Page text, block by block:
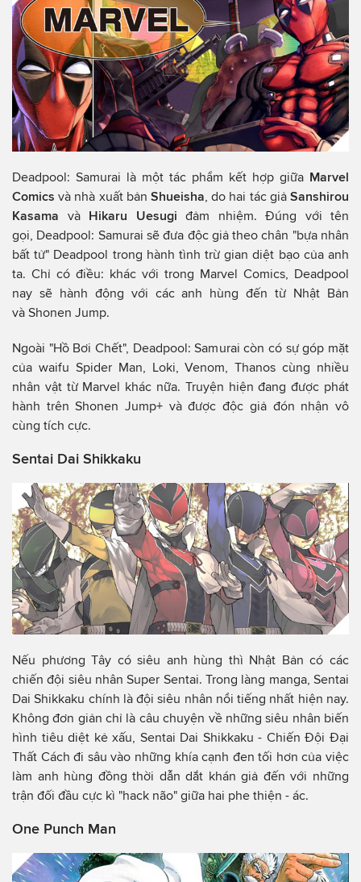
Deadpool: Samurai là một tác phẩm kết hợp giữa Marvel
Comics và nhà xuất bản Shueisha , do hai tác giả Sanshirou
Kasama và Hikaru Uesugi đảm nhiệm. Đúng với tên
gọi, Deadpool: Samurai sẽ đưa độc giả theo chân "bựa nhân
bất tử" Deadpool trong hành tình trừ gian diệt bạo của anh
ta. Chỉ có điều: khác với trong Marvel Comics, Deadpool
nay sẽ hành động với các anh hùng đến từ Nhật Bản
và Shonen Jump.
Ngoài "Hồ Bơi Chết", Deadpool: Samurai còn có sự góp mặt
của waifu Spider Man, Loki, Venom, Thanos cùng nhiều
nhân vật từ Marvel khác nữa. Truyện hiện đang được phát
hành trên Shonen Jump+ và được độc giả đón nhận vô
cùng tích cực.
Sentai Dai Shikkaku
Nếu phương Tây có siêu anh hùng thì Nhật Bản có các
chiến đội siêu nhân Super Sentai. Trong làng manga, Sentai
Dai Shikkaku chính là đội siêu nhân nổi tiếng nhất hiện nay.
Không đơn giản chỉ là câu chuyện về những siêu nhân biến
hình tiêu diệt kẻ xấu, Sentai Dai Shikkaku - Chiến Đội Đại
Thất Cách đi sâu vào những khía cạnh đen tối hơn của việc
làm anh hùng đồng thời dẫn dắt khán giả đến với những
trận đối đầu cực kì "hack não" giữa hai phe thiện - ác.
One Punch Man